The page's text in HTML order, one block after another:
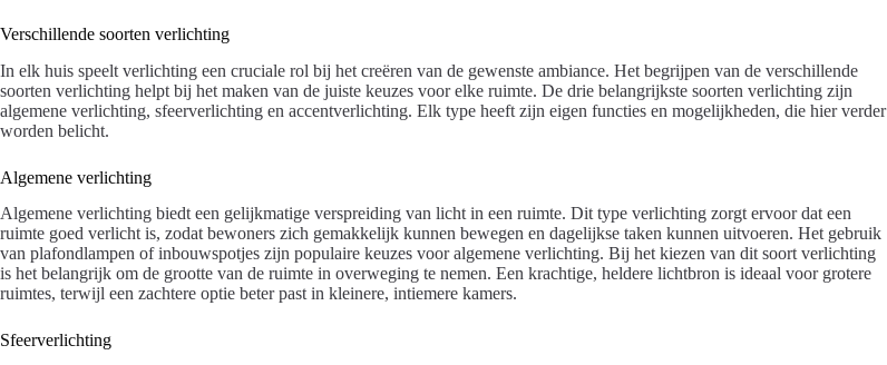
Verschillende soorten verlichting
In elk huis speelt verlichting een cruciale rol bij het creëren van de gewenste ambiance. Het begrijpen van de verschillende
soorten verlichting helpt bij het maken van de juiste keuzes voor elke ruimte. De drie belangrijkste soorten verlichting zijn
algemene verlichting, sfeerverlichting en accentverlichting. Elk type heeft zijn eigen functies en mogelijkheden, die hier verder
worden belicht.
Algemene verlichting
Algemene verlichting biedt een gelijkmatige verspreiding van licht in een ruimte. Dit type verlichting zorgt ervoor dat een
ruimte goed verlicht is, zodat bewoners zich gemakkelijk kunnen bewegen en dagelijkse taken kunnen uitvoeren. Het gebruik
van plafondlampen of inbouwspotjes zijn populaire keuzes voor algemene verlichting. Bij het kiezen van dit soort verlichting
is het belangrijk om de grootte van de ruimte in overweging te nemen. Een krachtige, heldere lichtbron is ideaal voor grotere
ruimtes, terwijl een zachtere optie beter past in kleinere, intiemere kamers.
Sfeerverlichting